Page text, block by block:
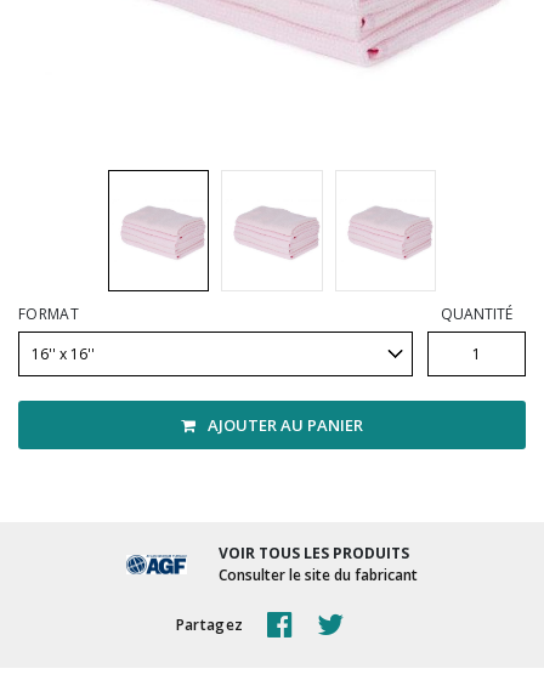
Microfibres et linges divers
Vadrouilles, manches et cadres
FORMAT QUANTITÉ
AJOUTER AU PANIER
VOIR TOUS LES PRODUITS
Consulter le site du fabricant
Partagez